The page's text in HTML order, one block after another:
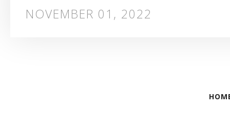
NOVEMBER 01, 2022